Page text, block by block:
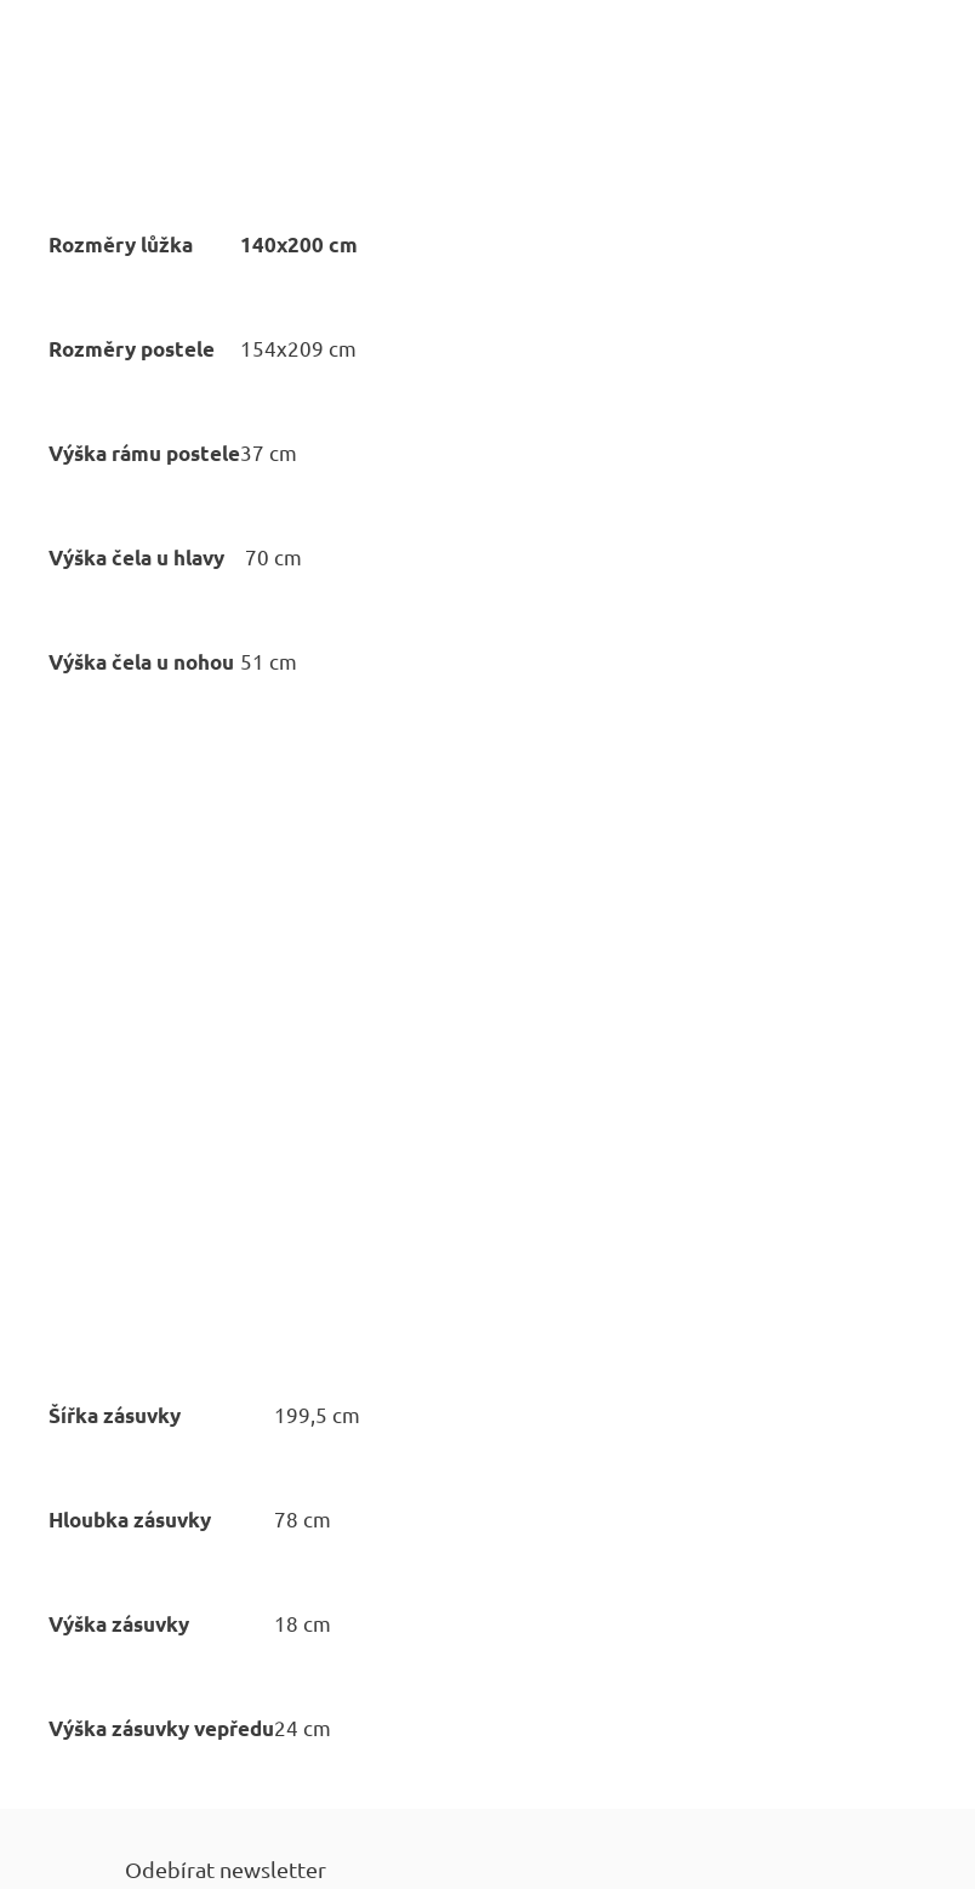
Rozměry lůžka 140x200 cm
Rozměry postele 154x209 cm
Výška rámu postele37 cm
Výška čela u hlavy 70 cm
Výška čela u nohou 51 cm
Šířka zásuvky 199,5 cm
Hloubka zásuvky 78 cm
Výška zásuvky 18 cm
Výška zásuvky vepředu24 cm
Odebírat newsletter